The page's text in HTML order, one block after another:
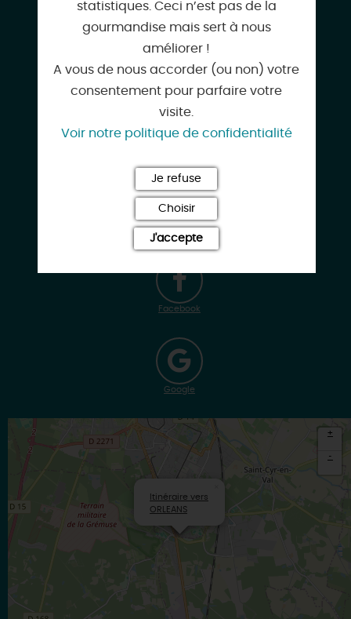
h0419@accor.com
Instagram
Facebook
Google
Itinéraire vers
ORLEANS
+
-
statistiques. Ceci n’est pas de la
gourmandise mais sert à nous
améliorer !
A vous de nous accorder (ou non) votre
consentement pour parfaire votre
visite.
Voir notre politique de confidentialité
Je refuse
Choisir
J'accepte